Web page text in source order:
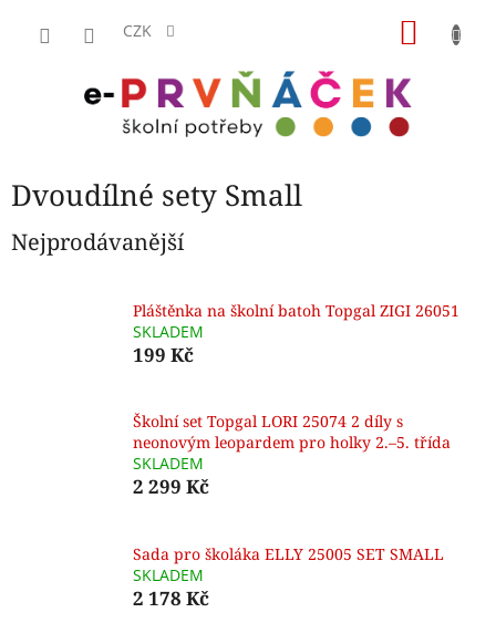
CZK
Dvoudílné sety Small
Nejprodávanější
Pláštěnka na školní batoh Topgal ZIGI 26051
SKLADEM
199 Kč
Školní set Topgal LORI 25074 2 díly s
neonovým leopardem pro holky 2.–5. třída
SKLADEM
2 299 Kč
Sada pro školáka ELLY 25005 SET SMALL
SKLADEM
2 178 Kč